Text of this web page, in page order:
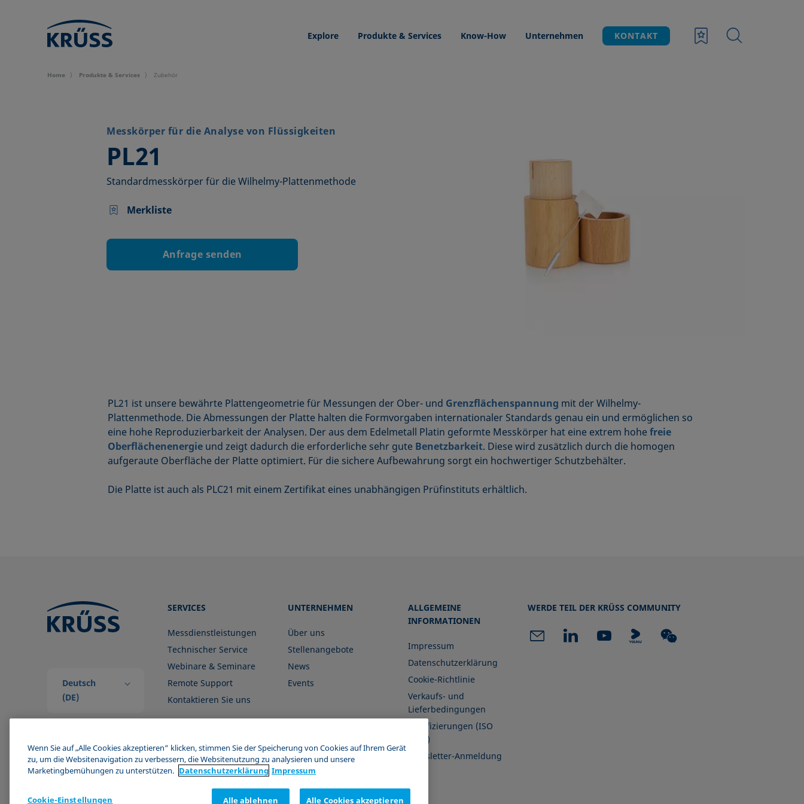
Explore Produkte & Services Know-How Unternehmen KONTAKT
Home Produkte & Services Zubehör
Messkörper für die Analyse von Flüssigkeiten
PL21
–
Standardmesskörper für die Wilhelmy-Plattenmethode
Merkliste
Anfrage senden
PL21 ist unsere bewährte Plattengeometrie für Messungen der Ober- und Grenzflächenspannung mit der Wilhelmy-
Plattenmethode. Die Abmessungen der Platte halten die Formvorgaben internationaler Standards genau ein und ermöglichen so
eine hohe Reproduzierbarkeit der Analysen. Der aus dem Edelmetall Platin geformte Messkörper hat eine extrem hohefreie
Oberflächenenergieund zeigt dadurch die erforderliche sehr gute Benetzbarkeit. Diese wird zusätzlich durch die homogen
aufgeraute Oberfläche der Platte optimiert. Für die sichere Aufbewahrung sorgt ein hochwertiger Schutzbehälter.
Die Platte ist auch als PLC21 mit einem Zertifikat eines unabhängigen Prüfinstituts erhältlich.
Deutsch
(DE)
SERVICES
Messdienstleistungen
Technischer Service
Webinare & Seminare
Remote Support
Kontaktieren Sie uns
UNTERNEHMEN
Über uns
Stellenangebote
News
Events
ALLGEMEINE
INFORMATIONEN
Impressum
Datenschutzerklärung
Cookie-Richtlinie
Verkaufs- und
Lieferbedingungen
Zertifizierungen (ISO
9001)
Newsletter-Anmeldung
WERDE TEIL DER KRÜSS COMMUNITY
Wenn Sie auf „Alle Cookies akzeptieren“ klicken, stimmen Sie der Speicherung von Cookies auf Ihrem Gerät
zu, um die Websitenavigation zu verbessern, die Websitenutzung zu analysieren und unsere
Marketingbemühungen zu unterstützen. Datenschutz­erklärung Impressum
Alle ablehnen Alle Cookies akzeptieren
Cookie-Einstellungen